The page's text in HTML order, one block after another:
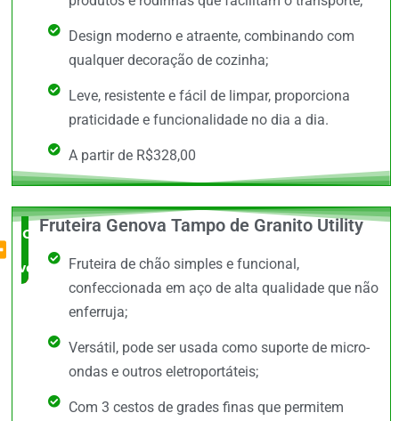
Design moderno e atraente, combinando com
qualquer decoração de cozinha;
Leve, resistente e fácil de limpar, proporciona
praticidade e funcionalidade no dia a dia.
A partir de R$328,00
O Mais
vendido
Fruteira Genova Tampo de Granito Utility
Fruteira de chão simples e funcional,
confeccionada em aço de alta qualidade que não
enferruja;
Versátil, pode ser usada como suporte de micro-
ondas e outros eletroportáteis;
Com 3 cestos de grades finas que permitem